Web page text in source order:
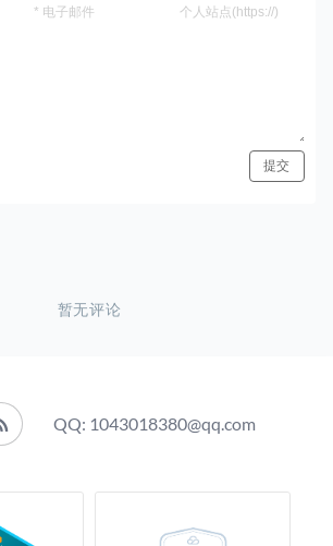
QQ: 1043018380@qq.com